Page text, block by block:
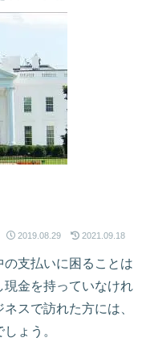
2019.08.29 2021.09.18
支払いに困ることは
金を持っていなけれ
スで訪れた方には、
ょう。